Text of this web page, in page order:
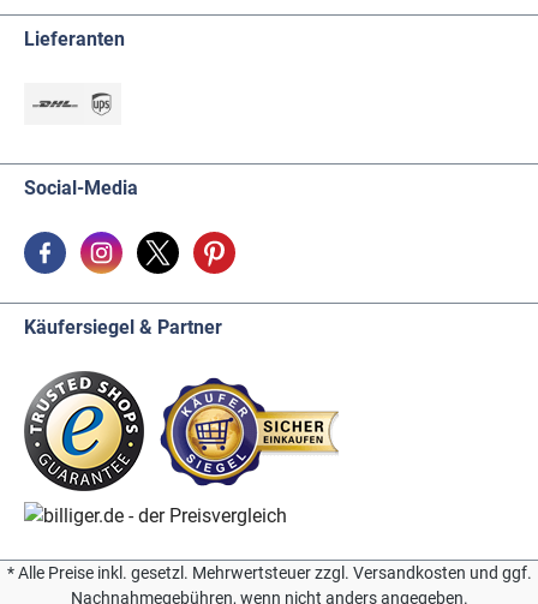
Lieferanten
Social-Media
Käufersiegel & Partner
* Alle Preise inkl. gesetzl. Mehrwertsteuer zzgl. Versandkosten und ggf.
Nachnahmegebühren, wenn nicht anders angegeben.